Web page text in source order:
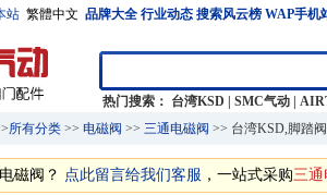
站 繁體中文 品牌大全 行业动态 搜索风云榜 WAP手机
热门搜索： 台湾KSD SMC气动
所有分类 >> 电磁阀 >> 三通电磁阀 >> 台湾KSD,脚踏阀
磁阀？ 点此留言给我们客服 ，一站式采购三通